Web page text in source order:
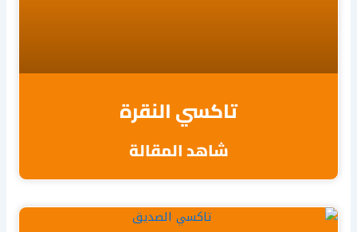
تاكسي النقرة
شاهد المقالة